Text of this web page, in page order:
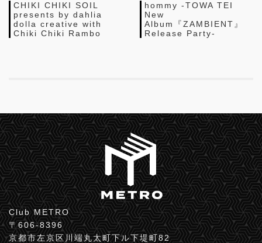
CHIKI CHIKI SOIL
presents by dahlia
dolla creative with
Chiki Chiki Rambo
hommy -TOWA TEI
New
Album『ZAMBIENT』
Release Party-
Club METRO
〒606-8396
京都市左京区川端丸太町下ル下堤町82